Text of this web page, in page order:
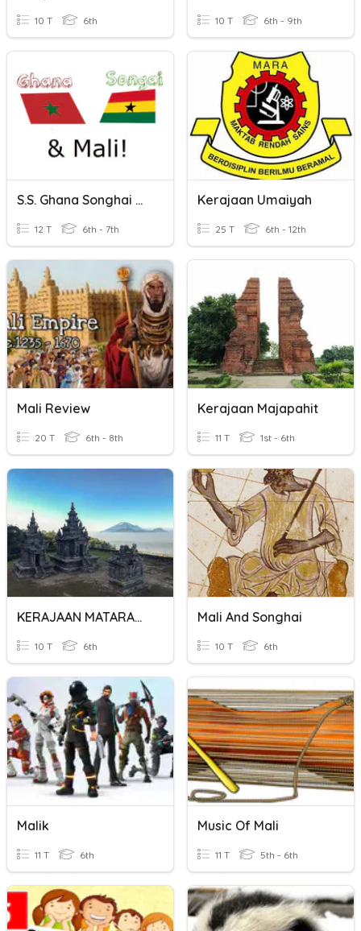
10 T 6th 10 T 6th - 9th
S.S. Ghana Songhai & Mali Review
12 T 6th - 7th
Kerajaan Umaiyah
25 T 6th - 12th
Mali Review
20 T 6th - 8th
Kerajaan Majapahit
11 T 1st - 6th
KERAJAAN MATARAM KUNO
10 T 6th
Mali And Songhai
10 T 6th
Malik
11 T 6th
Music Of Mali
11 T 5th - 6th